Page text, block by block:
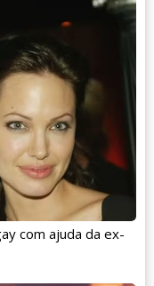
com ajuda da ex-